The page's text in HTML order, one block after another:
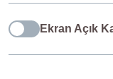
Ekran Açık